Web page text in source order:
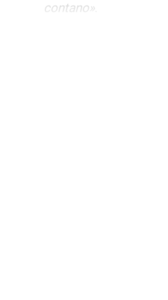
contano»
LA PLAYLIST DELLE